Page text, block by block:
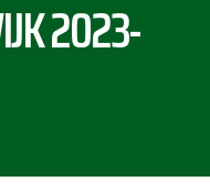
2023-